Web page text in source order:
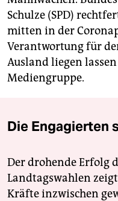
Schulze (SPD)
mitten in der
Verantwortung für
Ausland liegen
Mediengruppe.
Die Engagierten
Der drohende Erfolg
Landtagswahlen
Kräfte inzwischen